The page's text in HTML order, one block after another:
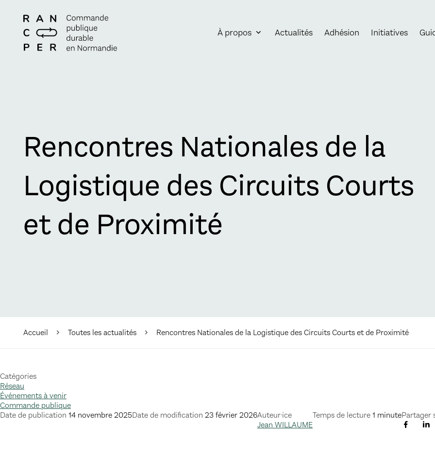
À propos Actualités Adhésion Initiatives
Rencontres Nationales de la
Logistique des Circuits Courts
et de Proximité
Accueil Toutes les actualités Rencontres Nationales de la Logistique des Circuits Courts et de Proximité
Catégories
Réseau
Événements à venir
Commande publique
Date de publication 14 novembre 2025Date de modification 23 février 2026Auteur·ice
Jean WILLAUME
Temps de lecture1 minutePartager